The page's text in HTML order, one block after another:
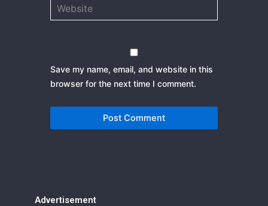
Save my name, email, and website in this
browser for the next time I comment.
Advertisement